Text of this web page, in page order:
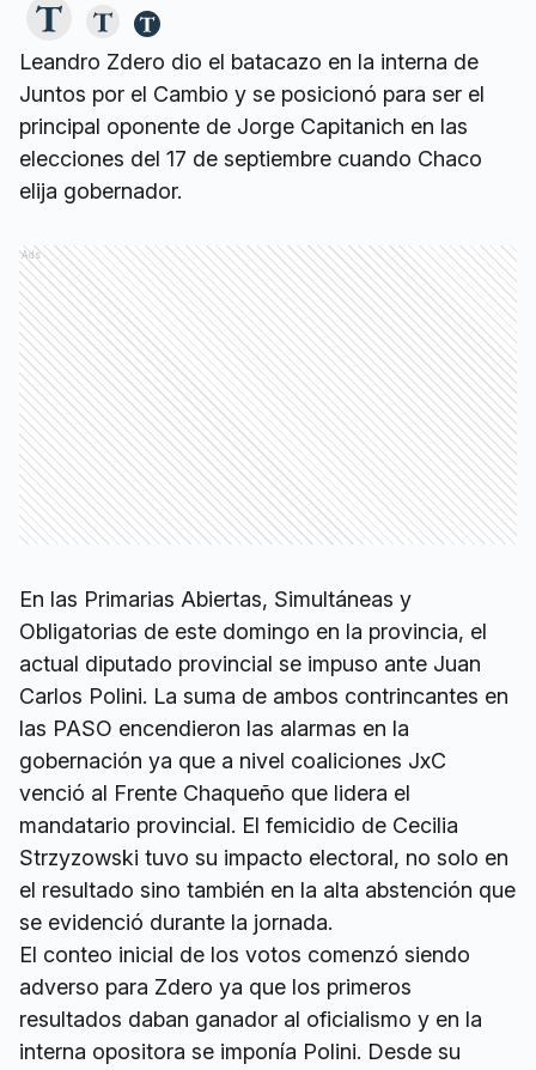
Leandro Zdero dio el batacazo en la interna de
Juntos por el Cambio y se posicionó para ser el
principal oponente de Jorge Capitanich en las
elecciones del 17 de septiembre cuando Chaco
elija gobernador.
Ads
En las Primarias Abiertas, Simultáneas y
Obligatorias de este domingo en la provincia, el
actual diputado provincial se impuso ante Juan
Carlos Polini. La suma de ambos contrincantes en
las PASO encendieron las alarmas en la
gobernación ya que a nivel coaliciones JxC
venció al Frente Chaqueño que lidera el
mandatario provincial. El femicidio de Cecilia
Strzyzowski tuvo su impacto electoral, no solo en
el resultado sino también en la alta abstención que
se evidenció durante la jornada.
El conteo inicial de los votos comenzó siendo
adverso para Zdero ya que los primeros
resultados daban ganador al oficialismo y en la
interna opositora se imponía Polini. Desde su